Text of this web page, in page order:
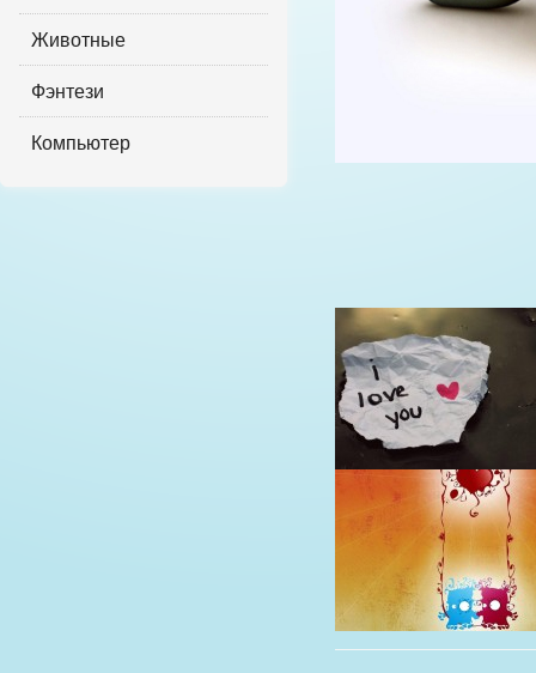
Животные
Фэнтези
Компьютер